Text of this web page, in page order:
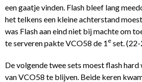
een gaatje vinden. Flash bleef lang
het telkens een kleine achterstand
was Flash aan eind niet bij machte om
te serveren pakte VCO58 de 1 e set.
De volgende twee sets moest flash
van VCO58 te blijven. Beide keren